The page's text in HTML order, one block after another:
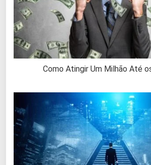
Como Atingir Um Milhão Até